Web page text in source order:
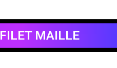
FILET MAILLE